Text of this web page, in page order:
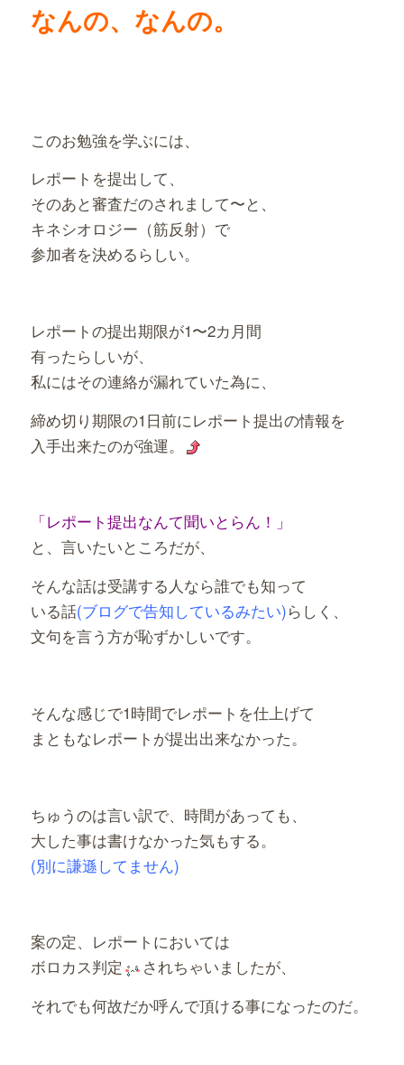
なんの、なんの。
このお勉強を学ぶには、
レポートを提出して、
そのあと審査だのされまして〜と、
キネシオロジー（筋反射）で
参加者を決めるらしい。
レポートの提出期限が1〜2カ月間
有ったらしいが、
私にはその連絡が漏れていた為に、
締め切り期限の1日前にレポート提出の情報を
入手出来たのが強運。
「レポート提出なんて聞いとらん！」
と、言いたいところだが、
そんな話は受講する人なら誰でも知って
いる話(ブログで告知しているみたい)らしく、
文句を言う方が恥ずかしいです。
そんな感じで1時間でレポートを仕上げて
まともなレポートが提出出来なかった。
ちゅうのは言い訳で、時間があっても、
大した事は書けなかった気もする。
(別に謙遜してません)
案の定、レポートにおいては
ボロカス判定
されちゃいましたが、
それでも何故だか呼んで頂ける事になったのだ。